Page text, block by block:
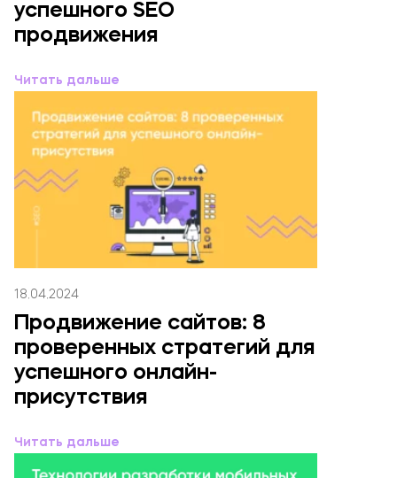
успешного SEO
продвижения
Читать дальше
18.04.2024
Продвижение сайтов: 8
проверенных стратегий для
успешного онлайн-
присутствия
Читать дальше